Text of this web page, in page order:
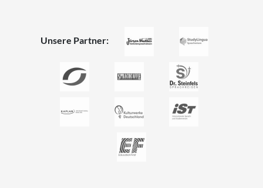
Unsere Partner: